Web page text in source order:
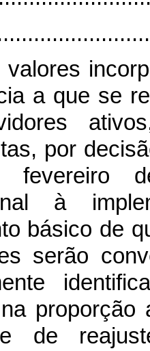
valores
a que se
por
fevereiro
à
básico de
serão
proporção
de